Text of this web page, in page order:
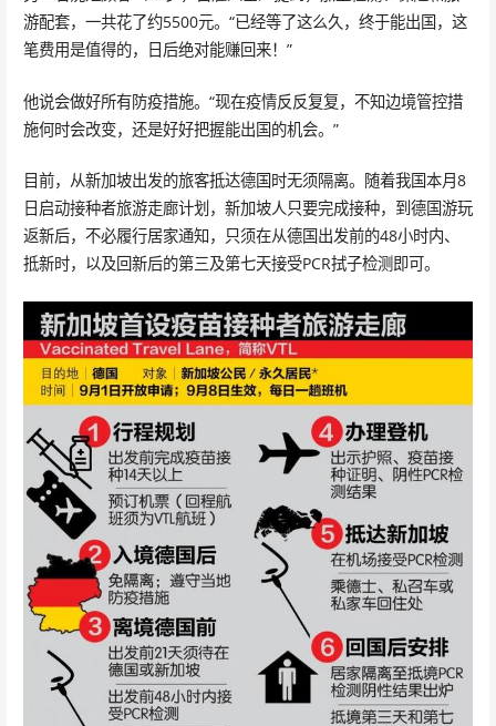
游配套，一共花了约5500元。“已经等了这么久，终于能出国，这
笔费用是值得的，日后绝对能赚回来！”
他说会做好所有防疫措施。“现在疫情反反复复，不知边境管控措
施何时会改变，还是好好把握能出国的机会。”
目前，从新加坡出发的旅客抵达德国时无须隔离。随着我国本月8
日启动接种者旅游走廊计划，新加坡人只要完成接种，到德国游玩
返新后，不必履行居家通知，只须在从德国出发前的48小时内、
抵新时，以及回新后的第三及第七天接受PCR拭子检测即可。